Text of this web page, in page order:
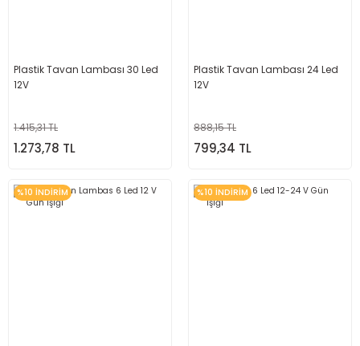
Plastik Tavan Lambası 30 Led
12V
1.415,31 TL
1.273,78 TL
Plastik Tavan Lambası 24 Led
12V
888,15 TL
799,34 TL
%10 İNDİRİM %10 İNDİRİM